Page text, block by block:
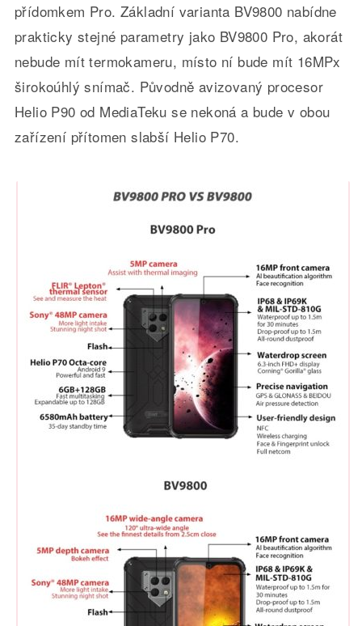
přídomkem Pro. Základní varianta BV9800 nabídne
prakticky stejné parametry jako BV9800 Pro, akorát
nebude mít termokameru, místo ní bude mít 16MPx
širokoúhlý snímač. Původně avizovaný procesor
Helio P90 od MediaTeku se nekoná a bude v obou
zařízení přítomen slabší Helio P70.